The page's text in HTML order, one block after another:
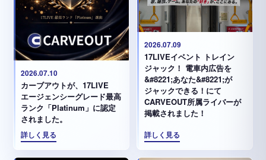
2026.07.10
カーブアウトが、17LIVE
エージェンシーグレード最高
ランク「Platinum」に認定
されました。
詳しく見る
2026.07.09
17LIVEイベント トレイン
ジャック！ 電車内広告を
&#8221;あなた&#8221;が
ジャックできる！にて
CARVEOUT所属ライバーが
掲載されました！
詳しく見る